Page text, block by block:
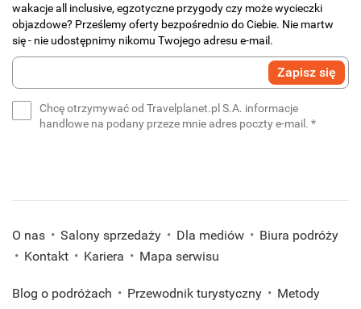
wakacje all inclusive, egzotyczne przygody czy może wycieczki
objazdowe? Prześlemy oferty bezpośrednio do Ciebie. Nie martw
się - nie udostępnimy nikomu Twojego adresu e-mail.
Wprowadź
swój
Zapisz się
Chcę otrzymywać od Travelplanet.pl S.A. informacje
handlowe na podany przeze mnie adres poczty e-mail. *
O nas Salony sprzedaży Dla mediów
Biura podróży
Kontakt
Kariera Mapa serwisu
Blog o podróżach Przewodnik turystyczny
Metody